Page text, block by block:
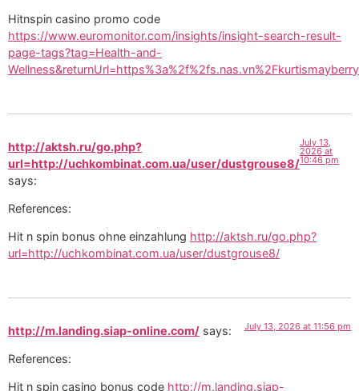
Hitnspin casino promo code
https://www.euromonitor.com/insights/insight-search-result-
page-tags?tag=Health-and-
Wellness&returnUrl=https%3a%2f%2fs.nas.vn%2Fkurtismayberry
http://aktsh.ru/go.php?
url=http://uchkombinat.com.ua/user/dustgrouse8/
says:
July 13,
2026 at
10:46 pm
References:
Hit n spin bonus ohne einzahlung http://aktsh.ru/go.php?
url=http://uchkombinat.com.ua/user/dustgrouse8/
http://m.landing.siap-online.com/ says: July 13, 2026 at 11:56 pm
References:
Hit n spin casino bonus code http://m.landing.siap-